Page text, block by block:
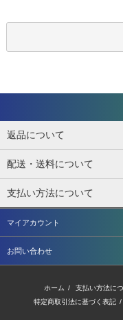
返品について
配送・送料について
支払い方法について
マイアカウント
お問い合わせ
ホーム / 支払い方法に
特定商取引法に基づく表記 /